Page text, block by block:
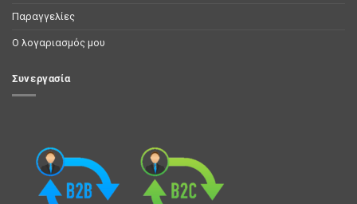
Παραγγελίες
Ο λογαριασμός μου
Συνεργασία